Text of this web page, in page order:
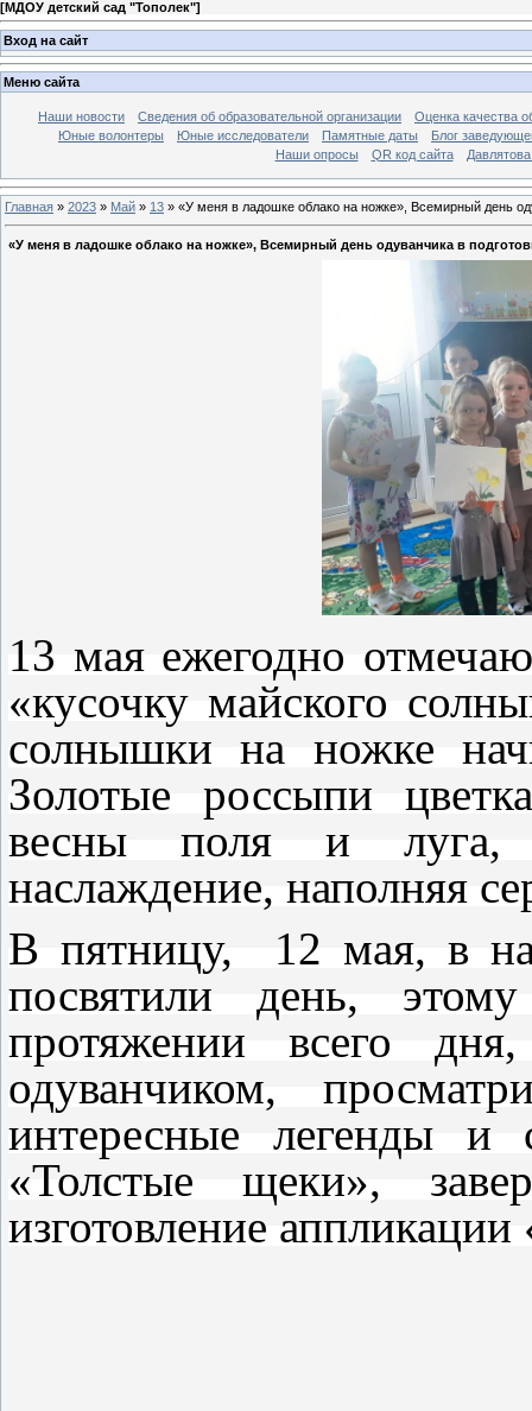
[МДОУ детский сад "Тополек"]
Вход на сайт
Меню сайта
Наши новости Сведения об образовательной организации
Оценка качества
Юные волонтеры
Юные исследователи Памятные даты
Блог
Наши опросы
QR код сайта
Главная » 2023 » Май » 13 » «У меня в ладошке облако на ножке», Всемирный день
«У меня в ладошке облако на ножке», Всемирный день одуванчика в
13 мая ежегодно
«кусочку майского
солнышки на ножке
Золотые россыпи
весны поля и луга,
наслаждение, наполняя
В пятницу, 12 мая, в
посвятили день,
протяжении всего
одуванчиком,
интересные легенды и
«Толстые щеки»,
изготовление